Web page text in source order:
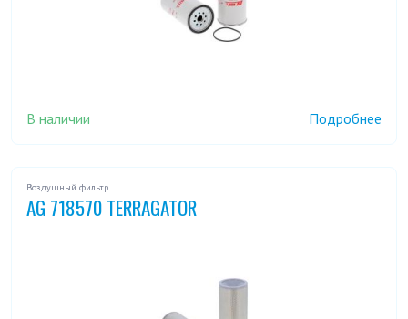
В наличии Подробнее
Воздушный фильтр
AG 718570 TERRAGATOR